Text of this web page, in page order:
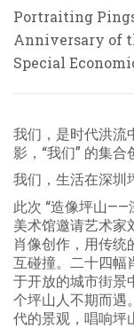
Portraiting
Anniversary of
Special
我们，是时代洪流
影，“我们” 的集合
我们，生活在深圳
此次 “造像坪山——
美术馆邀请艺术家
肖像创作，用传统
互碰撞。二十四幅
于开放的城市街景
个坪山人不期而遇
代的景观，唱响坪